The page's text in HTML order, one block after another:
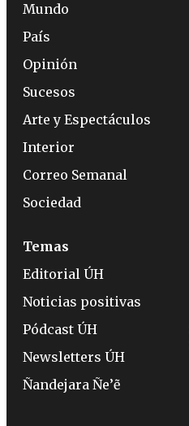
Mundo
País
Opinión
Sucesos
Arte y Espectáculos
Interior
Correo Semanal
Sociedad
Temas
Editorial ÚH
Noticias positivas
Pódcast ÚH
Newsletters ÚH
Ñandejara Ñe’ẽ